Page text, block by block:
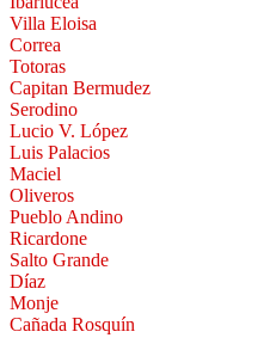
Villa Eloisa
Correa
Totoras
Capitan Bermudez
Serodino
Lucio V. López
Luis Palacios
Maciel
Oliveros
Pueblo Andino
Ricardone
Salto Grande
Díaz
Monje
Cañada Rosquín